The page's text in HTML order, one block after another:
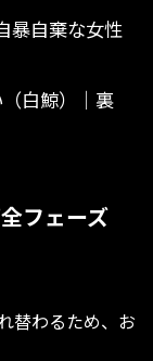
暴自棄な女性
白鯨）│裏
フェーズ
替わるため、お